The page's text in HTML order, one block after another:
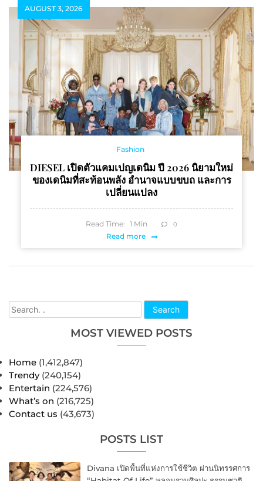
Search
MOST VIEWED POSTS
Home (1,412,847)
Trendy (240,154)
Entertain (224,576)
What’s on (216,725)
Contact us (43,673)
POSTS LIST
Divana เปิดพื้นที่แห่งการใช้ชีวิต ผ่านนิทรรศการ
AUGUST 3, 2026
Fashion
DIESEL เปิดตัวแคมเปญเดนิม ปี 2026 นิยามใหม่
ของเดนิมที่สะท้อนพลัง อำนาจแบบขบถ และการ
เปลี่ยนแปลง
Read Time: 1 Min 0
Read more